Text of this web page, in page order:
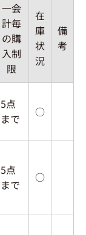
一会
計毎
の購
入制
限
在
庫
状
況
備
考
5点
まで
○
5点
まで
○